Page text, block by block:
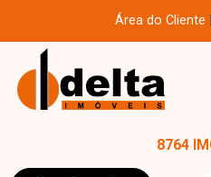
Área do Cliente
8764